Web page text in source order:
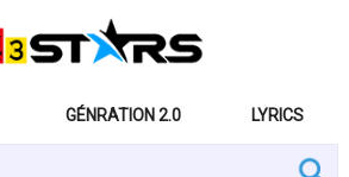
GÉNRATION 2.0 LYRICS